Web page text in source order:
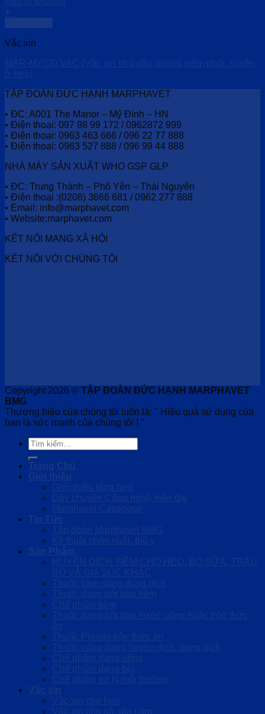
+
Vắc xin
MAR-MYCO.VAC (Vắc xin nhũ dầu phòng viêm phổi, suyễn
ở heo)
TẬP ĐOÀN ĐỨC HẠNH MARPHAVET
• ĐC: A001 The Manor – Mỹ Đình – HN
• Điện thoại: 097 98 99 172 / 0962872 999
• Điện thoại: 0963 463 666 / 096 22 77 888
• Điện thoại: 0963 527 888 / 096 99 44 888
NHÀ MÁY SẢN XUẤT WHO GSP GLP
• ĐC: Trung Thành – Phổ Yên – Thái Nguyên
• Điện thoại :(0208) 3666 681 / 0962 277 888
• Email: info@marphavet.com
• Website:marphavet.com
KẾT NỐI MẠNG XÃ HỘI
KẾT NỐI VỚI CHÚNG TÔI
Copyright 2026 © TẬP ĐOÀN ĐỨC HẠNH MARPHAVET
BMG
Thương hiệu của chúng tôi luôn là: " Hiệu quả sử dụng của
bạn là sức mạnh của chúng tôi ! "
Tìm
kiếm:
Trang Chủ
Giới thiệu
Giới thiệu tổng hợp
Dây chuyền Công nghệ hiện đại
Marphavet Catalogue
Tin Tức
Tập đoàn Marphavet BMG
Kỹ thuật chăn nuôi, thú y
Sản Phẩm
HUYỄN DỊCH TIÊM CHO HEO, BÒ SỮA, TRÂU
BÒ VÀ GIA SÚC KHÁC
Thuốc tiêm dạng dung dịch
Thuốc dạng bột pha tiêm
Chế phẩm tiêm
Thuốc dạng bột pha nước uống hoặc trộn thức
ăn
Thuốc Premix trộn thức ăn
Thuốc uống dạng huyễn dịch, dung dịch
Chế phẩm dạng uống
Chế phẩm dạng bột
Chế phẩm xử lý môi trường
Vắc xin
Vắc xin cho heo
Vắc xin cho gà, gia cầm